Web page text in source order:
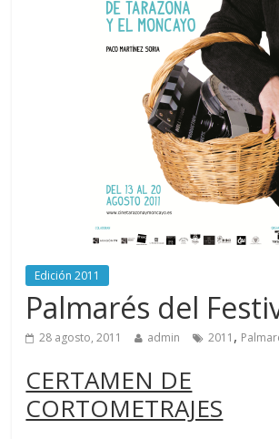
Edición 2011
Palmarés del
28 agosto, 2011 admin 2011 ,
CERTAMEN DE
CORTOMETRAJES